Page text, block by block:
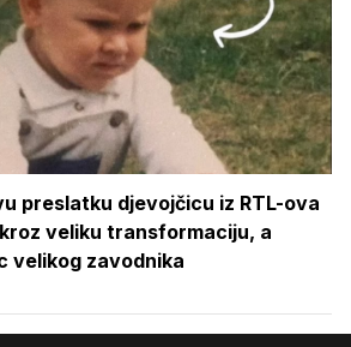
preslatku djevojčicu iz RTL-ova
veliku transformaciju, a
velikog zavodnika